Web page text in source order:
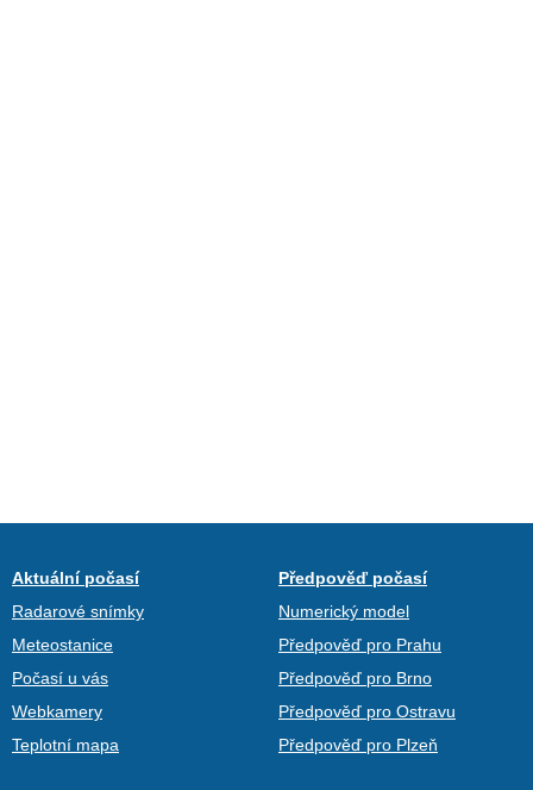
Aktuální počasí
Radarové snímky
Meteostanice
Počasí u vás
Webkamery
Teplotní mapa
Předpověď počasí
Numerický model
Předpověď pro Prahu
Předpověď pro Brno
Předpověď pro Ostravu
Předpověď pro Plzeň